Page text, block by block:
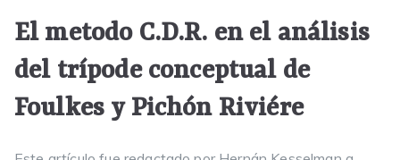
El metodo C.D.R. en el análisis
del trípode conceptual de
Foulkes y Pichón Riviére